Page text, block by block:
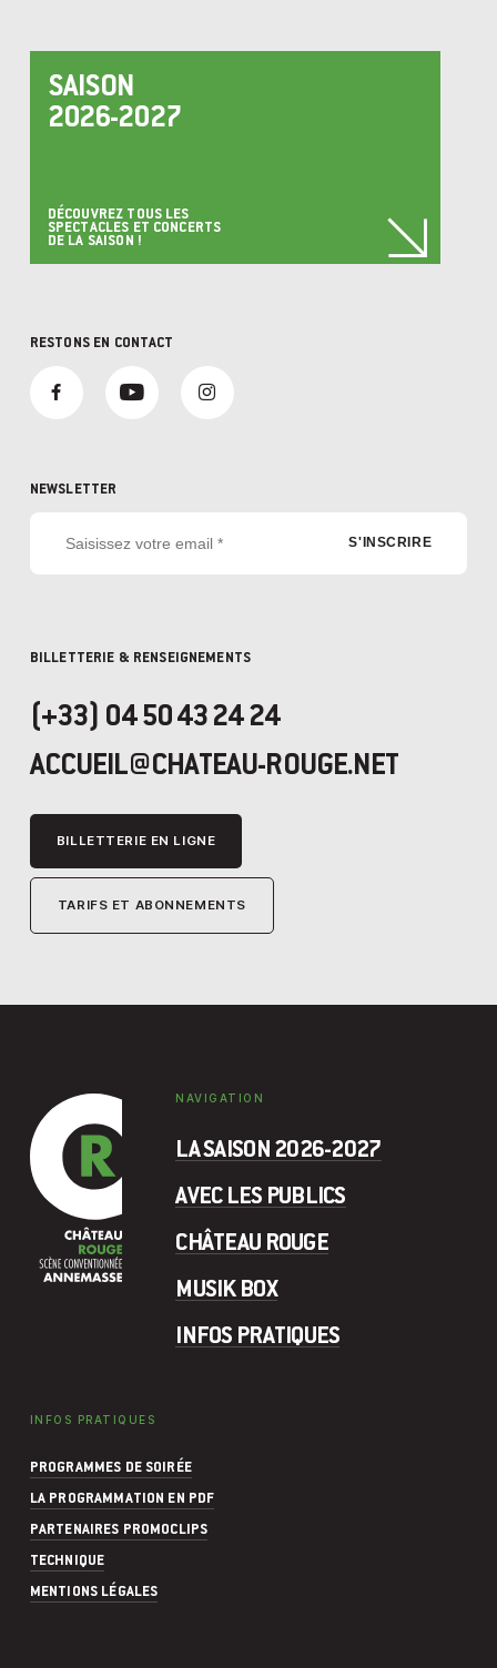
SAISON
2026-2027
DÉCOUVREZ TOUS LES
SPECTACLES ET CONCERTS
DE LA SAISON !
RESTONS EN CONTACT
NEWSLETTER
BILLETTERIE & RENSEIGNEMENTS
(+33) 04 50 43 24 24
ACCUEIL@CHATEAU-ROUGE.NET
BILLETTERIE EN LIGNE
TARIFS ET ABONNEMENTS
NAVIGATION
LA SAISON 2026-2027
AVEC LES PUBLICS
CHÂTEAU ROUGE
MUSIK BOX
INFOS PRATIQUES
INFOS PRATIQUES
PROGRAMMES DE SOIRÉE
LA PROGRAMMATION EN PDF
PARTENAIRES PROMOCLIPS
TECHNIQUE
MENTIONS LÉGALES